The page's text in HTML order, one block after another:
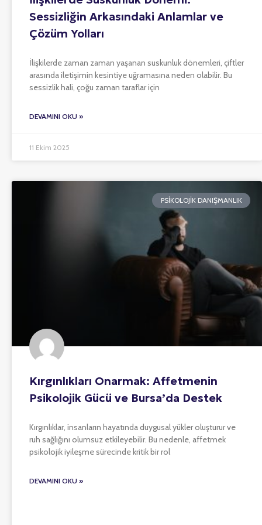
Sessizliğin Arkasındaki Anlamlar ve
Çözüm Yolları
İlişkilerde zaman zaman yaşanan suskunluk dönemleri, çiftler
arasında iletişimin kesintiye uğramasına neden olabilir. Bu
sessizlik hali, çoğu zaman taraflar için
DEVAMINI OKU »
11 Ekim 2025
PSIKOLOJIK DANIŞMANLIK
Kırgınlıkları Onarmak: Affetmenin
Psikolojik Gücü ve Bursa’da Destek
Kırgınlıklar, insanların hayatında duygusal yükler oluşturur ve
ruh sağlığını olumsuz etkileyebilir. Bu nedenle, affetmek
psikolojik iyileşme sürecinde kritik bir rol
DEVAMINI OKU »